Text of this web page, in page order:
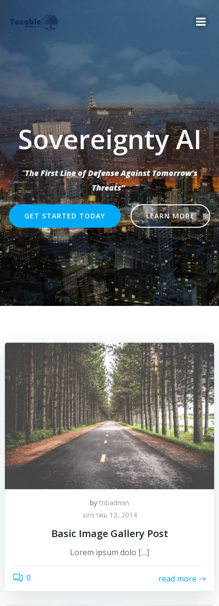
Sovereignty AI
“The First Line of Defense Against Tomorrow’s
Threats”
GET STARTED TODAY LEARN MORE
by tnbadmin
มกราคม 13, 2014
Basic Image Gallery Post
Lorem ipsum dolo […]
0 read more